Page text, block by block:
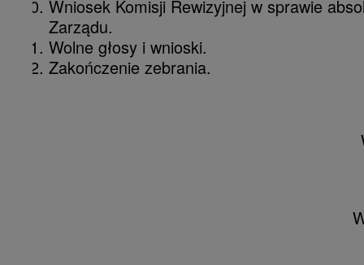
Wniosek Komisji Rewizyjnej w sprawie
Zarządu.
Wolne głosy i wnioski.
Zakończenie zebrania.
W imieniu